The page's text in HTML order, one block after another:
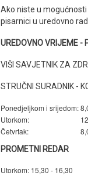
Ako niste u
pisarnici u uredovno
UREDOVNO VRIJEME -
VIŠI SAVJETNIK ZA
STRUČNI SURADNIK -
Ponedjeljkom i srijedom:
Utorkom:
Četvrtak:
PROMETNI REDAR
Utorkom: 15,30 - 16,30